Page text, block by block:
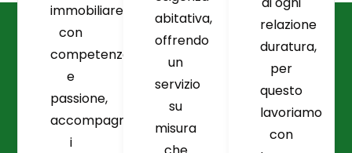
immobiliare
con
competenza
e
passione,
accompagnando
i
abitativa,
offrendo
un
servizio
su
misura
relazione
duratura,
per
questo
lavoriamo
con